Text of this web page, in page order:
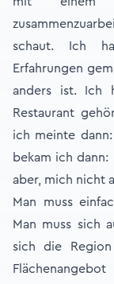
schaut. Ich
Erfahrungen
anders ist. Ich
Restaurant
ich meinte
bekam ich
aber, mich nicht
Man muss
Man muss sich
sich die